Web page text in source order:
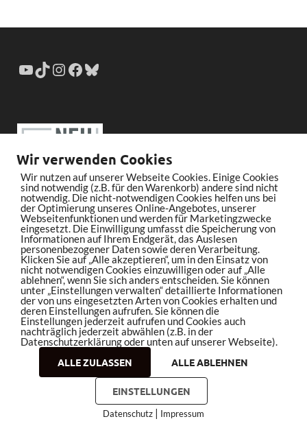
Copyright © 2026bleistiftrocker.de
Impressum
Wir verwenden Cookies
Wir nutzen auf unserer Webseite Cookies. Einige Cookies
sind notwendig (z.B. für den Warenkorb) andere sind nicht
notwendig. Die nicht-notwendigen Cookies helfen uns bei
der Optimierung unseres Online-Angebotes, unserer
Webseitenfunktionen und werden für Marketingzwecke
eingesetzt. Die Einwilligung umfasst die Speicherung von
Informationen auf Ihrem Endgerät, das Auslesen
personenbezogener Daten sowie deren Verarbeitung.
Klicken Sie auf „Alle akzeptieren“, um in den Einsatz von
nicht notwendigen Cookies einzuwilligen oder auf „Alle
ablehnen“, wenn Sie sich anders entscheiden. Sie können
unter „Einstellungen verwalten“ detaillierte Informationen
der von uns eingesetzten Arten von Cookies erhalten und
deren Einstellungen aufrufen. Sie können die
Einstellungen jederzeit aufrufen und Cookies auch
nachträglich jederzeit abwählen (z.B. in der
Datenschutzerklärung oder unten auf unserer Webseite).
ALLE ZULASSEN
ALLE ABLEHNEN
EINSTELLUNGEN
Datenschutz | Impressum